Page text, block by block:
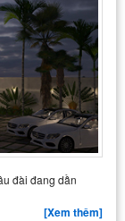
đài đang dần
[Xem thêm]